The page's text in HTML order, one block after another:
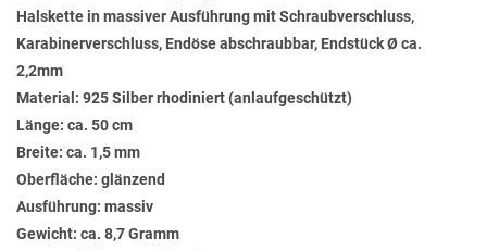
Halskette in massiver Ausführung mit Schraubverschluss,
Karabinerverschluss, Endöse abschraubbar, Endstück Ø ca.
2,2mm
Material: 925 Silber rhodiniert (anlaufgeschützt)
Länge: ca. 50 cm
Breite: ca. 1,5 mm
Oberfläche: glänzend
Ausführung: massiv
Gewicht: ca. 8,7 Gramm